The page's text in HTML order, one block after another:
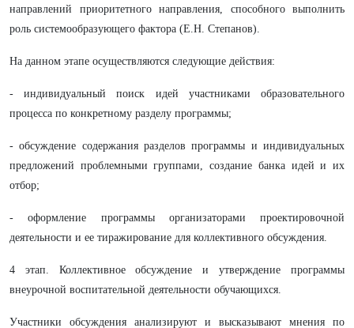
направлений приоритетного направления, способного выполнить
роль системообразующего фактора (Е.Н. Степанов).
На данном этапе осуществляются следующие действия:
- индивидуальный поиск идей участниками образовательного
процесса по конкретному разделу программы;
- обсуждение содержания разделов программы и индивидуальных
предложений проблемными группами, создание банка идей и их
отбор;
- оформление программы организаторами проектировочной
деятельности и ее тиражирование для коллективного обсуждения.
4 этап. Коллективное обсуждение и утверждение программы
внеурочной воспитательной деятельности обучающихся.
Участники обсуждения анализируют и высказывают мнения по